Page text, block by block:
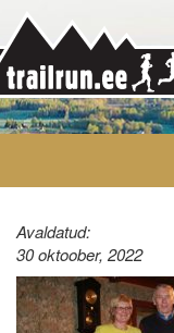
Avaldatud:
30 oktoober, 2022